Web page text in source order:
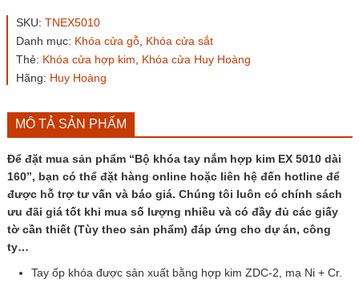
nắm
kim
EX
5010
số
SKU: TNEX5010
Danh mục: Khóa cửa gỗ, Khóa cửa sắt
Thẻ: Khóa cửa hợp kim
Khóa cửa Huy Hoàng
Hãng: Huy Hoàng
MÔ TẢ SẢN PHẨM
Để đặt mua sản phẩm “Bộ khóa tay nắm hợp kim EX 5010 dài
160”, bạn có thể đặt hàng online hoặc liên hệ đến hotline để
được hỗ trợ tư vấn và báo giá. Chúng tôi luôn có chính sách
ưu đãi giá tốt khi mua số lượng nhiều và có đầy đủ các giấy
tờ cần thiết (Tùy theo sản phẩm) đáp ứng cho dự án, công
ty…
Tay ốp khóa được sản xuất bằng hợp kim ZDC-2 , mạ Ni + Cr.